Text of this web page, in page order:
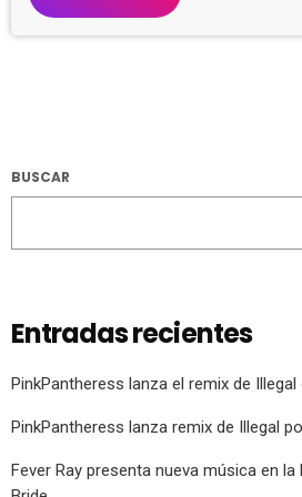
BUSCAR
Entradas recientes
PinkPantheress lanza el remix de Illegal
PinkPantheress lanza remix de Illegal
Fever Ray presenta nueva música en